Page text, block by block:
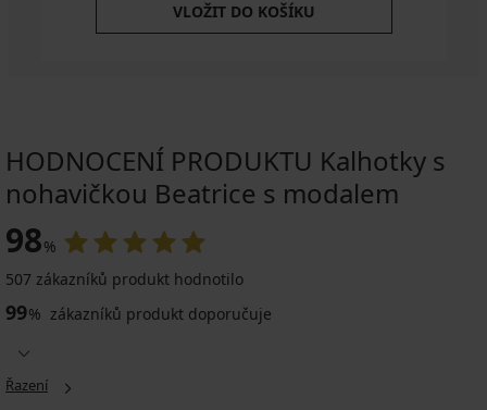
VLOŽIT DO KOŠÍKU
HODNOCENÍ PRODUKTU Kalhotky s
nohavičkou Beatrice s modalem
98%
507 zákazníků produkt hodnotilo
99% zákazníků produkt doporučuje
Řazení